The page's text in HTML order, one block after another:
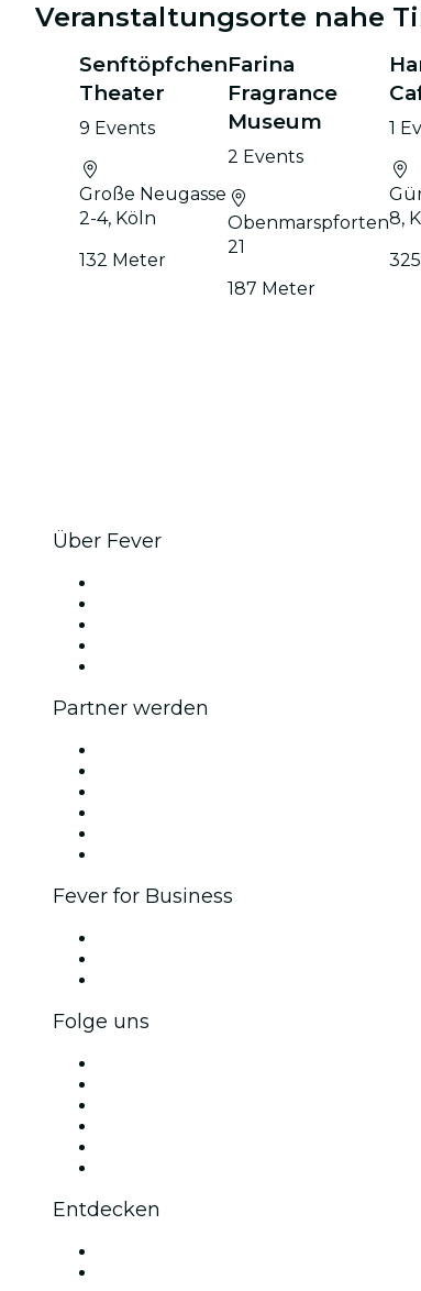
Veranstaltungsorte nahe
Senftöpfchen
Theater
9 Events
Große Neugasse
2-4, Köln
132 Meter
Farina
Fragrance
Museum
2 Events
Obenmarspforten
21
187 Meter
1
8,
Über Fever
Partner werden
Fever for Business
Folge uns
Entdecken